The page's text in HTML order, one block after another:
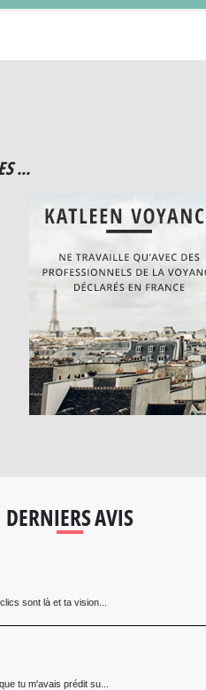
...
DERNIERS AVIS
sont là et ta vision...
tu m'avais prédit su...